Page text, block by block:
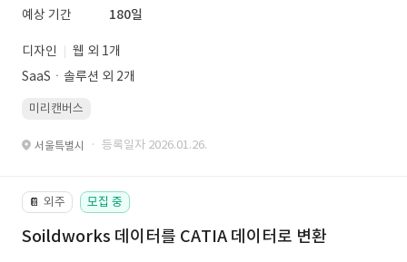
예상 기간
180일
디자인
웹 외 1개
SaaSㆍ솔루션 외 2개
미리캔버스
서울특별시 · 등록일자 2026.01.26.
📔 외주 모집 중
Soildworks 데이터를 CATIA 데이터로 변환